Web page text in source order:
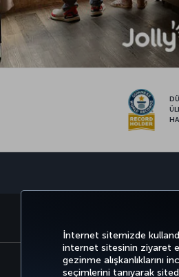
İnternet sitemizde
internet sitesinin ziyaret
gezinme alışkanlıklarını
seçimlerini tanıyarak
Bilgi